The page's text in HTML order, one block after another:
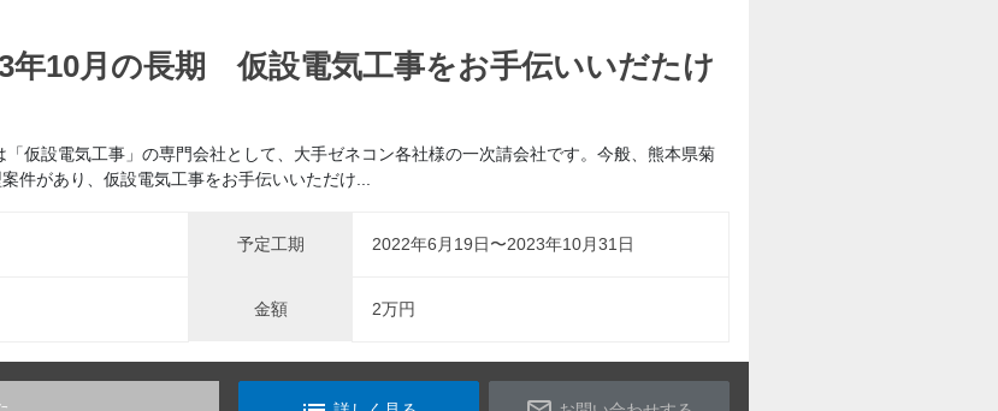
年10月の長期 仮設電気工事をお手伝いいだたけ
仮設電気工事」の専門会社として、大手ゼネコン各社様の一次請会社です。今般、熊本県菊
件があり、仮設電気工事をお手伝いいただけ...
予定工期 2022年6月19日〜2023年10月31日
金額 2万円